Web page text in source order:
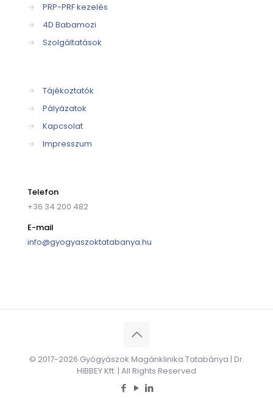
→
PRP-PRF kezelés
→
4D Babamozi
→
Szolgáltatások
→
Tájékoztatók
→
Pályázatok
→
Kapcsolat
→
Impresszum
Telefon
+36 34 200 482
E-mail
info@gyogyaszoktatabanya.hu
© 2017-2026 Gyógyászok Magánklinika Tatabánya | Dr.
HIBBEY Kft. | All Rights Reserved